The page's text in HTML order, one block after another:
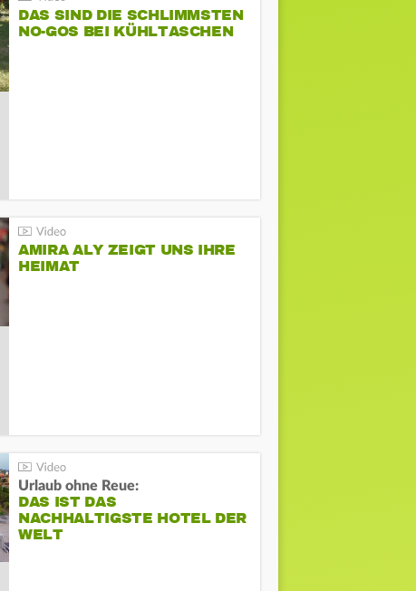
DAS SIND DIE SCHLIMMSTEN
NO-GOS BEI KÜHLTASCHEN
AMIRA ALY ZEIGT UNS IHRE
HEIMAT
Urlaub ohne Reue:
DAS IST DAS
NACHHALTIGSTE HOTEL DER
WELT